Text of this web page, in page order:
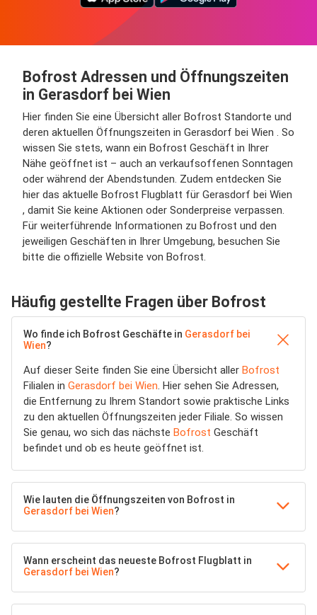
Bofrost Adressen und Öffnungszeiten
in Gerasdorf bei Wien
Hier finden Sie eine Übersicht aller Bofrost Standorte und
deren aktuellen Öffnungszeiten in Gerasdorf bei Wien . So
wissen Sie stets, wann ein Bofrost Geschäft in Ihrer
Nähe geöffnet ist – auch an verkaufsoffenen Sonntagen
oder während der Abendstunden. Zudem entdecken Sie
hier das aktuelle Bofrost Flugblatt für Gerasdorf bei Wien
, damit Sie keine Aktionen oder Sonderpreise verpassen.
Für weiterführende Informationen zu Bofrost und den
jeweiligen Geschäften in Ihrer Umgebung, besuchen Sie
bitte die offizielle Website von Bofrost.
Häufig gestellte Fragen über Bofrost
Wo finde ich Bofrost Geschäfte in Gerasdorf bei
Wien?
Auf dieser Seite finden Sie eine Übersicht aller Bofrost
Filialen in Gerasdorf bei Wien. Hier sehen Sie Adressen,
die Entfernung zu Ihrem Standort sowie praktische Links
zu den aktuellen Öffnungszeiten jeder Filiale. So wissen
Sie genau, wo sich das nächste Bofrost Geschäft
befindet und ob es heute geöffnet ist.
Wie lauten die Öffnungszeiten von Bofrost in
Gerasdorf bei Wien?
Wann erscheint das neueste Bofrost Flugblatt in
Gerasdorf bei Wien?